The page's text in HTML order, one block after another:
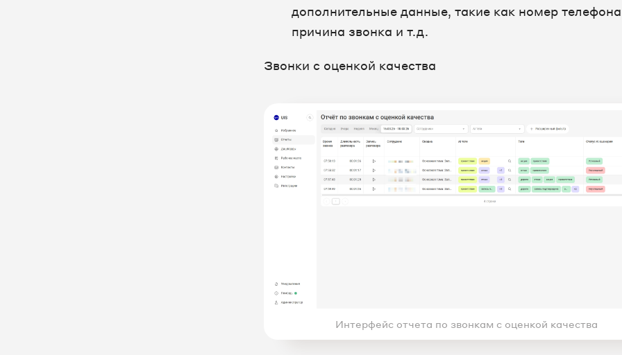
дополнительные данные, такие как номер
причина звонка и т.д.
Звонки с оценкой качества
Интерфейс отчета по звонкам с оценкой качества